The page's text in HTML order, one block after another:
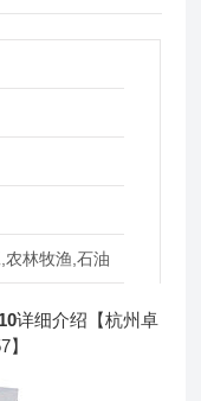
林牧渔,石油
详细介绍【杭州卓